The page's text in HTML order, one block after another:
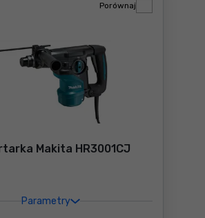
Makita HR3001CJ
Parametry
Porównaj